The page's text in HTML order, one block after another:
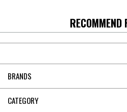
RECOMMEND
BRANDS
CATEGORY